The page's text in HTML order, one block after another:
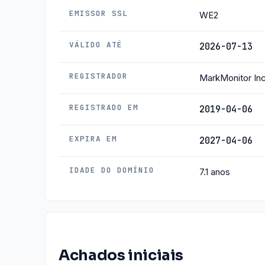
EMISSOR SSL WE2
VÁLIDO ATÉ 2026-07-13
REGISTRADOR MarkMonitor
REGISTRADO EM 2019-04-06
EXPIRA EM 2027-04-06
IDADE DO DOMÍNIO 7.1 anos
Achados iniciais